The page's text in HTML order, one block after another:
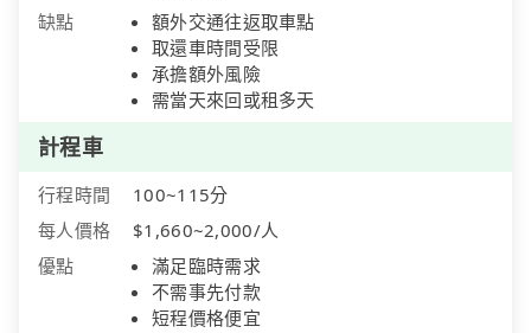
缺點
額外交通往返取車點
取還車時間受限
承擔額外風險
需當天來回或租多天
計程車
行程時間
100~115分
每人價格
$1,660~2,000/人
優點
滿足臨時需求
不需事先付款
短程價格便宜